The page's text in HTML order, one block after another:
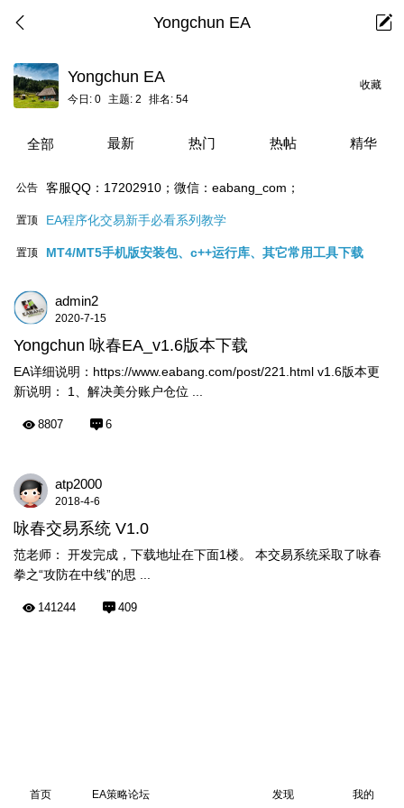
Yongchun EA
收藏
Yongchun EA
今日: 0 主题: 2 排名: 54
全部 最新 热门 热帖 精华
公告 客服QQ：17202910；微信：eabang_com；
置顶 EA程序化交易新手必看系列教学
置顶 MT4/MT5手机版安装包、c++运行库、其它常用工具下载
admin2
2020-7-15
Yongchun 咏春EA_v1.6版本下载
EA详细说明：https://www.eabang.com/post/221.html v1.6版本更
新说明： 1、解决美分账户仓位 ...
8807 6
atp2000
2018-4-6
咏春交易系统 V1.0
范老师： 开发完成，下载地址在下面1楼。 本交易系统采取了咏春
拳之“攻防在中线”的思 ...
141244 409
首页 EA策略论坛 发现 我的